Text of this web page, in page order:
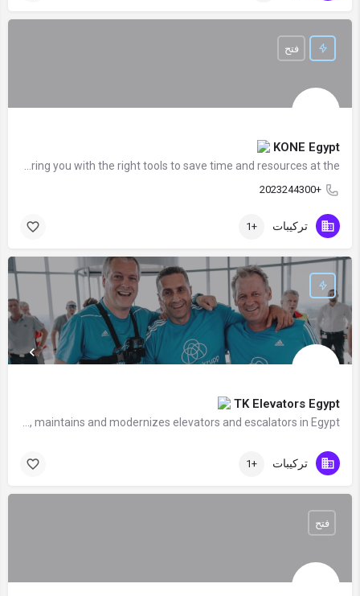
KONE Egypt
+2023244300
فتح
تركيبات +1
TK Elevators Egypt
تركيبات +1
فتح